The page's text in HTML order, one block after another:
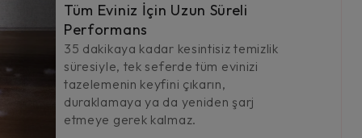
Tüm Eviniz İçin Uzun Süreli
Performans
35 dakikaya kadar kesintisiz temizlik
süresiyle, tek seferde tüm evinizi
tazelemenin keyfini çıkarın,
duraklamaya ya da yeniden şarj
etmeye gerek kalmaz.